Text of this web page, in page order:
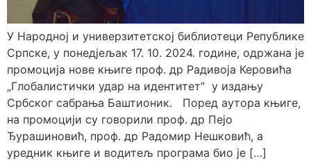
У Народној и универзитетској библиотеци Републике
Српске, у понедјељак 17. 10. 2024. године, одржана је
промоција нове књиге проф. др Радивоја Керовића
„Глобалистички удар на идентитет” у издању
Србског сабрања Баштионик. Поред аутора књиге,
на промоцији су говорили проф. др Пејо
Ђурашиновић, проф. др Радомир Нешковић, а
уредник књиге и водитељ програма био је […]